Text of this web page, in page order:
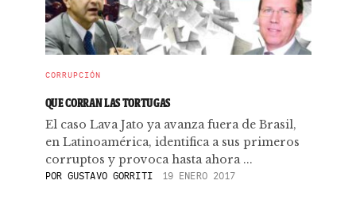
CORRUPCIÓN
QUE CORRAN LAS TORTUGAS
El caso Lava Jato ya avanza fuera de Brasil,
en Latinoamérica, identifica a sus primeros
corruptos y provoca hasta ahora ...
POR GUSTAVO GORRITI 19 ENERO 2017